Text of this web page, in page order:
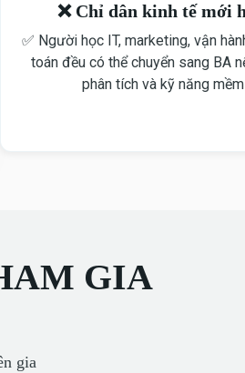
❌ Chỉ dân kinh tế mới
✅ Người học IT, marketing, vận
toán đều có thể chuyển sang BA
phân tích và kỹ năng
GIA
gia